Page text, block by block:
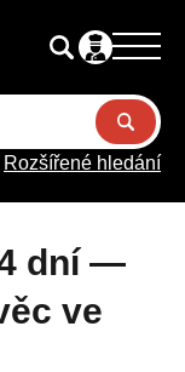
Rozšířené hledání
ve